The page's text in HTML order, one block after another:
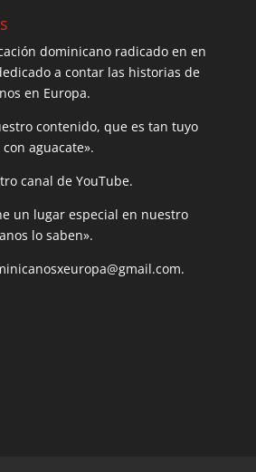
dominicano radicado en en
a contar las historias de
en Europa.
contenido, que es tan tuyo
aguacate».
canal de YouTube.
un lugar especial en nuestro
lo saben».